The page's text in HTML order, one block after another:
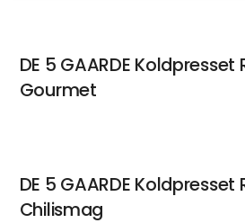
DE 5 GAARDE Koldpresset
Gourmet
DE 5 GAARDE Koldpresset
Chilismag